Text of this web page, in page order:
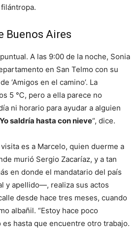
Buenos Aires
A las 9:00 de la noche, Sonia
en San Telmo con su
‘Amigos en el camino’. La
5 ℃, pero a ella parece no
ni horario para ayudar a alguien
Yo saldría hasta con nieve“, dice.
es a Marcelo, quien duerme a
murió Sergio Zacaríaz, y a tan
en donde el mandatario del país
y apellido—, realiza sus actos
desde hace tres meses, cuando
albañil. “Estoy hace poco
hasta que encuentre otro trabajo.